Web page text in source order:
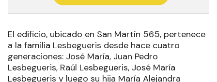
El edificio, ubicado en San Martín 565, pertenece
a la familia Lesbegueris desde hace cuatro
generaciones: José María, Juan Pedro
Lesbegueris, Raúl Lesbegueris, José María
Lesbegueris y luego su hija María Alejandra